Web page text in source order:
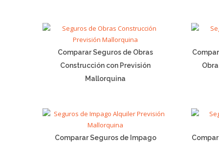
Comparar Seguros de Obras
Construcción con Previsión
Mallorquina
Comparar Seguros de Impago